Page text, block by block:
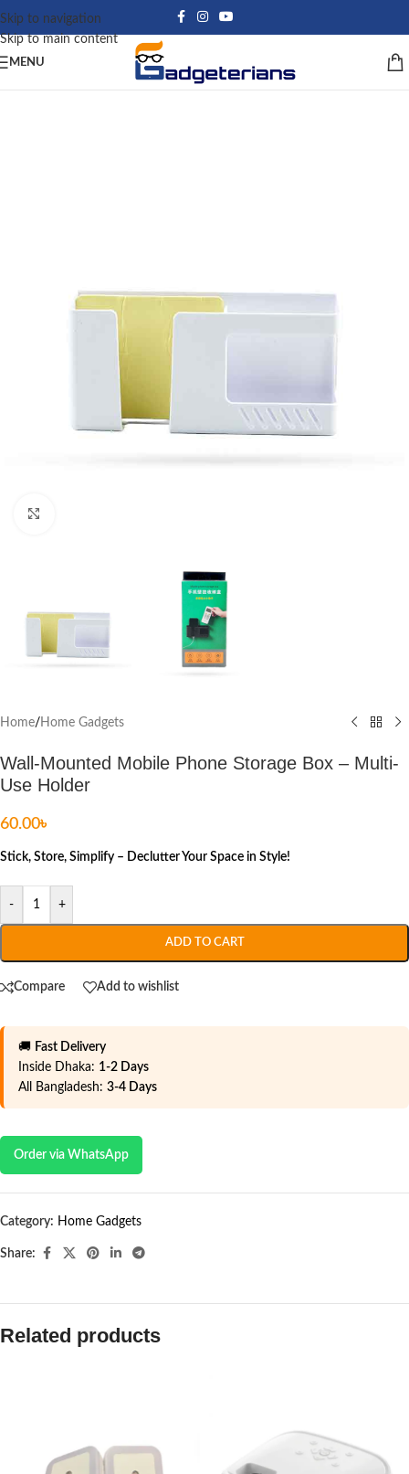
Skip to navigation
Skip to main content
MENU
Home/Home Gadgets
Wall-Mounted Mobile Phone Storage Box – Multi-
Use Holder
60.00৳
Stick, Store, Simplify – Declutter Your Space in Style!
- +
ADD TO CART
Compare Add to wishlist
🚚 Fast Delivery
Inside Dhaka: 1-2 Days
All Bangladesh: 3-4 Days
Order via WhatsApp
Category: Home Gadgets
Share:
Related products